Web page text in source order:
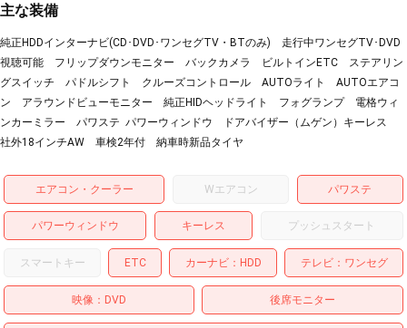
主な装備
純正HDDインターナビ(CD･DVD･ワンセグTV・BTのみ) 走行中ワンセグTV･DVD
視聴可能 フリップダウンモニター バックカメラ ビルトインETC ステアリン
グスイッチ パドルシフト クルーズコントロール AUTOライト AUTOエアコ
ン アラウンドビューモニター 純正HIDヘッドライト フォグランプ 電格ウィ
ンカーミラー パワステ パワーウィンドウ ドアバイザー（ムゲン）キーレス
社外18インチAW 車検2年付 納車時新品タイヤ
エアコン・クーラー Wエアコン パワステ
パワーウィンドウ キーレス プッシュスタート
スマートキー ETC カーナビ HDD テレビ ワンセグ
映像 DVD 後席モニター